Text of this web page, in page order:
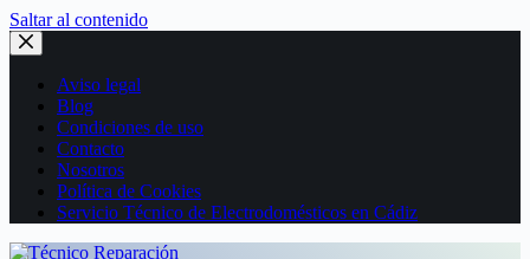
Saltar al contenido
Aviso legal
Blog
Condiciones de uso
Contacto
Nosotros
Política de Cookies
Servicio Técnico de Electrodomésticos en Cádiz